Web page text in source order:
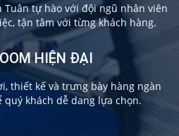
tự hào với đội ngũ nhân viên
tận tâm với từng khách hàng.
HIỆN ĐẠI
thiết kế và trưng bày hàng ngàn
khách dễ dang lựa chọn.